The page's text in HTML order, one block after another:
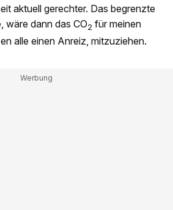
aktuell gerechter. Das begrenzte
wäre dann das CO2 für meinen
alle einen Anreiz, mitzuziehen.